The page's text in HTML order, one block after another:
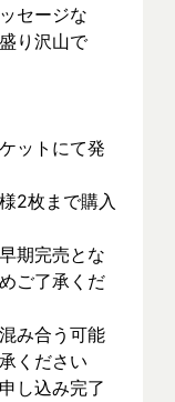
セージな
り沢山で
ットにて発
2枚まで購入
期完売とな
ご了承くだ
み合う可能
ください
し込み完了